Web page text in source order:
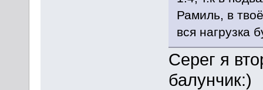
Рамиль, в
вся нагрузка
Серег я
балунчик:)